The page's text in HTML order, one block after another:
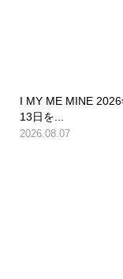
I MY ME MINE 2026
13日を...
2026.08.07